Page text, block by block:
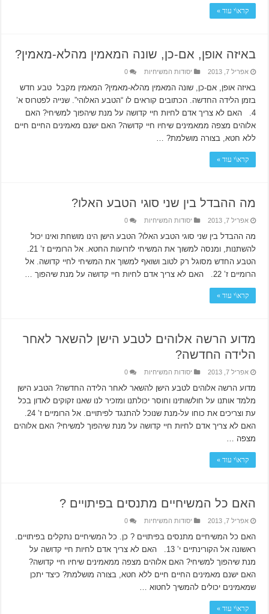
קרא\י עוד »
באיזה אופן, אם-כן, שונה המאמין מהלא-מאמין?
אפריל 7, 2013 יסודות המשיחיות 0
באיזה אופן, אם-כן, שונה המאמין מהלא-מאמין? המאמין מקבל טבע חדש
בזמן הלידה החדשה. הכתובים קוראים לו “הטבע האלוהי”. שנייה לפטרוס א’
4. האם לא צריך אדם לחיות חיי קדושה על מנת שיהפוך למשיחי? האם
אלוהים מצפה ממאמינים שיחיו חיי קדושה? האם ישנם מאמינים החיים חיים
ללא חטא, בצורה מושלמת? …
קרא\י עוד »
מה ההבדל בין שני סוגי הטבע האלו?
אפריל 7, 2013 יסודות המשיחיות 0
מה ההבדל בין שני סוגי הטבע האלו? הטבע הישן הינו מושחת ואינו יכול
להשתנות, ומנסה למשוך את המשיחי לזרועות החטא. אל הרומיים ז’ 21.
הטבע החדש מסוגל רק לטוב ושואף למשוך את המשיחי לחיי קדושה. אל
הרומיים ז’ 22. האם לא צריך אדם לחיות חיי קדושה על מנת שיהפוך …
קרא\י עוד »
מדוע הרשה אלוהים לטבע הישן להשאר לאחר
הלידה החדשה?
אפריל 7, 2013 יסודות המשיחיות 0
מדוע הרשה אלוהים לטבע הישן להשאר לאחר הלידה החדשה? הטבע הישן
מלמד אותנו על חולשותינו וחוסר יכולתנו ומזכיר לנו שאנו זקוקים לאדון בכל
עת וצריכים את כוחו על-מנת שנוכל להתנגד לפיתויים. אל הרומיים ז’ 24.
האם לא צריך אדם לחיות חיי קדושה על מנת שיהפוך למשיחי? האם אלוהים
מצפה …
קרא\י עוד »
האם כל המשיחיים מתנסים בפיתויים ?
אפריל 7, 2013 יסודות המשיחיות 0
האם כל המשיחיים מתנסים בפיתויים ? כן. כל המשיחיים נתקלים בפיתויים.
ראשונה אל הקורינתיים י’ 13. האם לא צריך אדם לחיות חיי קדושה על
מנת שיהפוך למשיחי? האם אלוהים מצפה ממאמינים שיחיו חיי קדושה?
האם ישנם מאמינים החיים חיים ללא חטא, בצורה מושלמת? כיצד יתכן
שמאמינים יכולים להמשיך לחטוא …
קרא\י עוד »